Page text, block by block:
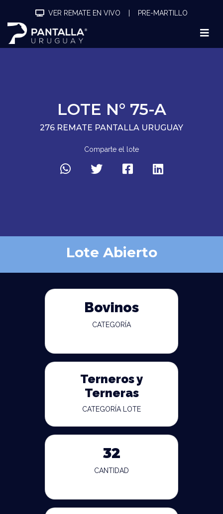
VER REMATE EN VIVO PRE-MARTILLO
LOTE N° 75-A
276 REMATE PANTALLA URUGUAY
Comparte el lote
Lote Abierto
Bovinos
CATEGORÍA
Terneros y
Terneras
CATEGORÍA LOTE
32
CANTIDAD